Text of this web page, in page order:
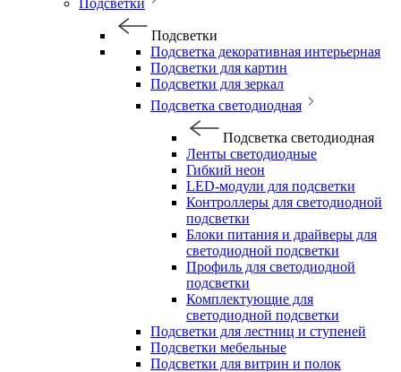
Подсветки
Подсветки
Подсветка декоративная интерьерная
Подсветки для картин
Подсветки для зеркал
Подсветка светодиодная
Подсветка светодиодная
Ленты светодиодные
Гибкий неон
LED-модули для подсветки
Контроллеры для светодиодной
подсветки
Блоки питания и драйверы для
светодиодной подсветки
Профиль для светодиодной
подсветки
Комплектующие для
светодиодной подсветки
Подсветки для лестниц и ступеней
Подсветки мебельные
Подсветки для витрин и полок